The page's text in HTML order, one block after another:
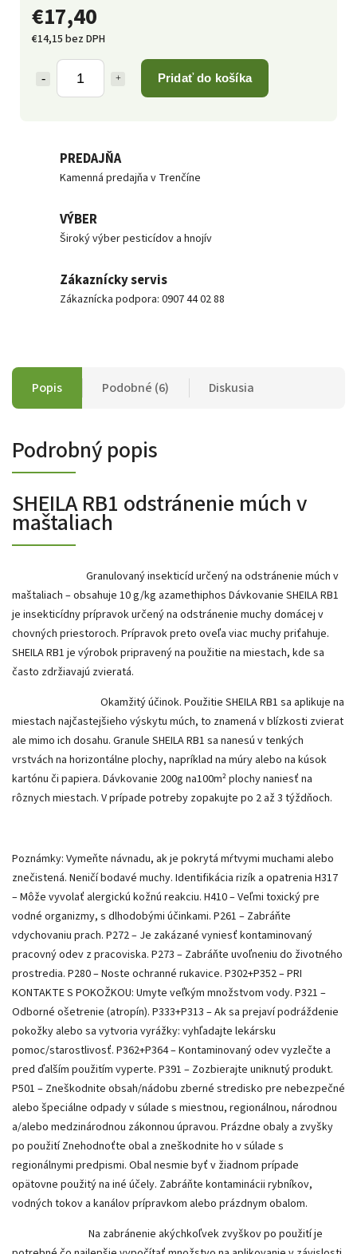
€17,40
€14,15 bez DPH
Pridať do košíka
PREDAJŇA
Kamenná predajňa v Trenčíne
VÝBER
Široký výber pesticídov a hnojív
Zákaznícky servis
Zákaznícka podpora: 0907 44 02 88
Popis Podobné (6) Diskusia
Podrobný popis
SHEILA RB1 odstránenie múch v
maštaliach
Granulovaný insekticíd určený na odstránenie múch v
maštaliach – obsahuje 10 g/kg azamethiphos Dávkovanie SHEILA RB1
je insekticídny prípravok určený na odstránenie muchy domácej v
chovných priestoroch. Prípravok preto oveľa viac muchy priťahuje.
SHEILA RB1 je výrobok pripravený na použitie na miestach, kde sa
často zdržiavajú zvieratá.
Okamžitý účinok. Použitie SHEILA RB1 sa aplikuje na
miestach najčastejšieho výskytu múch, to znamená v blízkosti zvierat
ale mimo ich dosahu. Granule SHEILA RB1 sa nanesú v tenkých
vrstvách na horizontálne plochy, napríklad na múry alebo na kúsok
kartónu či papiera. Dávkovanie 200g na100m² plochy naniesť na
rôznych miestach. V prípade potreby zopakujte po 2 až 3 týždňoch.
Poznámky: Vymeňte návnadu, ak je pokrytá mŕtvymi muchami alebo
znečistená. Neničí bodavé muchy. Identifikácia rizík a opatrenia H317
– Môže vyvolať alergickú kožnú reakciu. H410 – Veľmi toxický pre
vodné organizmy, s dlhodobými účinkami. P261 – Zabráňte
vdychovaniu prach. P272 – Je zakázané vyniesť kontaminovaný
pracovný odev z pracoviska. P273 – Zabráňte uvoľneniu do životného
prostredia. P280 – Noste ochranné rukavice. P302+P352 – PRI
KONTAKTE S POKOŽKOU: Umyte veľkým množstvom vody. P321 –
Odborné ošetrenie (atropín). P333+P313 – Ak sa prejaví podráždenie
pokožky alebo sa vytvoria vyrážky: vyhľadajte lekársku
pomoc/starostlivosť. P362+P364 – Kontaminovaný odev vyzlečte a
pred ďalším použitím vyperte. P391 – Zozbierajte uniknutý produkt.
P501 – Zneškodnite obsah/nádobu zberné stredisko pre nebezpečné
alebo špeciálne odpady v súlade s miestnou, regionálnou, národnou
a/alebo medzinárodnou zákonnou úpravou. Prázdne obaly a zvyšky
po použití Znehodnoťte obal a zneškodnite ho v súlade s
regionálnymi predpismi. Obal nesmie byť v žiadnom prípade
opätovne použitý na iné účely. Zabráňte kontaminácii rybníkov,
vodných tokov a kanálov prípravkom alebo prázdnym obalom.
Na zabránenie akýchkoľvek zvyškov po použití je